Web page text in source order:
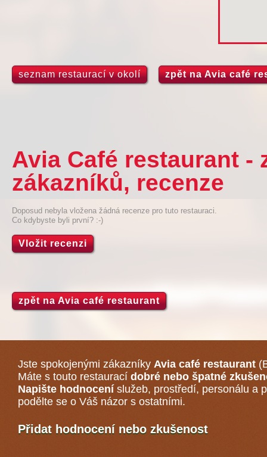
seznam restaurací v okolí zpět na Avia café
Avia Café restaurant
zákazníků, recenze
Doposud nebyla vložena žádná recenze pro tuto restauraci.
Co kdybyste byli první? :-)
Vložit recenzi
zpět na Avia café restaurant
Jste spokojenými zákazníky Avia café restaurant
Máte s touto restaurací dobré nebo špatné
Napište hodnocení služeb, prostředí, personálu a
podělte se o Váš názor s ostatními.
Přidat hodnocení nebo zkušenost